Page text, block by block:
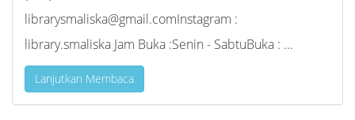
librarysmaliska@gmail.comInstagram :
library.smaliska Jam Buka :Senin - SabtuBuka : ...
Lanjutkan Membaca